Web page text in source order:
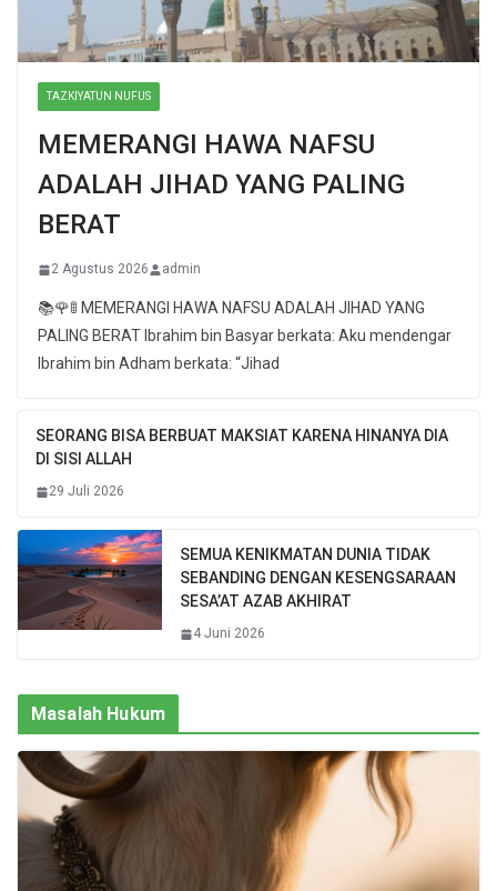
TAZKIYATUN NUFUS
MEMERANGI HAWA NAFSU
ADALAH JIHAD YANG PALING
BERAT
2 Agustus 2026 admin
📚🌹🚦 MEMERANGI HAWA NAFSU ADALAH JIHAD YANG
PALING BERAT Ibrahim bin Basyar berkata: Aku mendengar
Ibrahim bin Adham berkata: “Jihad
SEORANG BISA BERBUAT MAKSIAT KARENA HINANYA DIA
DI SISI ALLAH
29 Juli 2026
SEMUA KENIKMATAN DUNIA TIDAK
SEBANDING DENGAN KESENGSARAAN
SESA’AT AZAB AKHIRAT
4 Juni 2026
Masalah Hukum